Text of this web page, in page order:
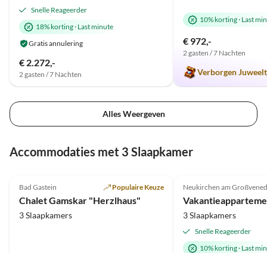
Snelle Reageerder
18% korting· Last minute
Gratis annulering
€ 2.272,-
2 gasten / 7 Nachten
10% korting· Last
€ 972,-
2 gasten / 7 Nachten
Verborgen
Alles Weergeven
Accommodaties met 3 Slaapkamer
Bad Gastein Populaire Keuze
Chalet Gamskar "Herzlhaus"
3 Slaapkamers
Super gastheer
Neukirchen am
3 Slaapkamers
Snelle Reageerder
10% korting· Last